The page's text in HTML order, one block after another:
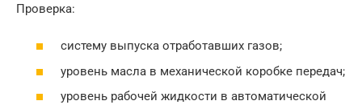
Проверка:
систему выпуска отработавших газов;
уровень масла в механической коробке передач;
уровень рабочей жидкости в автоматической